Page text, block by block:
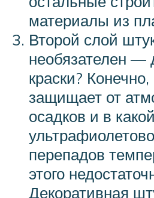
материалы из
Второй слой
необязателен —
краски? Конечно,
защищает от
осадков и в
перепадов
этого
Декоративная